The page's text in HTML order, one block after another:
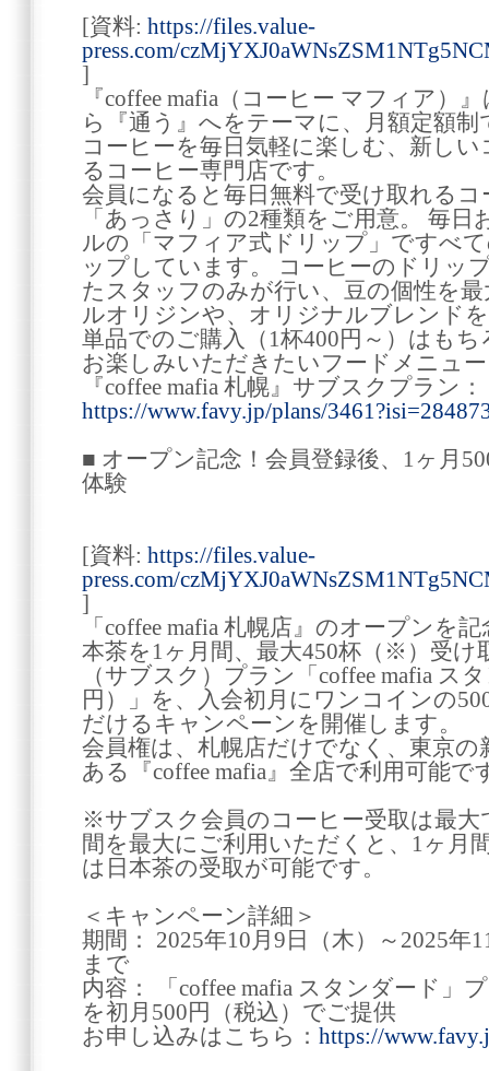
[資料: https://files.value-
press.com/
]
『coffee mafia（コーヒー マフィア）
ら『通う』へをテーマに、月額定額
コーヒーを毎日気軽に楽しむ、新し
るコーヒー専門店です。
会員になると毎日無料で受け取れる
「あっさり」の2種類をご用意。 毎
ルの「マフィア式ドリップ」ですべ
ップしています。 コーヒーのドリッ
たスタッフのみが行い、豆の個性を
ルオリジンや、オリジナルブレンド
単品でのご購入（1杯400円～）はも
お楽しみいただきたいフードメニュ
『coffee mafia 札幌』サブスクプラン：
https://www.favy.jp/plans/
■ オープン記念！会員登録後、1ヶ月
体験
[資料: https://files.value-
press.com/
]
「coffee mafia 札幌店』のオープンを
本茶を1ヶ月間、最大450杯（※）受け
（サブスク）プラン「coffee mafia ス
円）」を、入会初月にワンコインの
だけるキャンペーンを開催します。
会員権は、札幌店だけでなく、東京の
ある『coffee mafia』全店で利用可能
※サブスク会員のコーヒー受取は最大
間を最大にご利用いただくと、1ヶ月
は日本茶の受取が可能です。
＜キャンペーン詳細＞
期間： 2025年10月9日（木）～2025年
まで
内容： 「coffee mafia スタンダード」
を初月500円（税込）でご提供
お申し込みはこちら： https://